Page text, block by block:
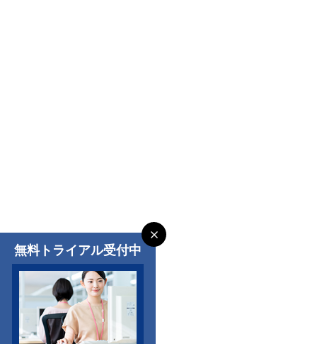
無料トライアル受付中